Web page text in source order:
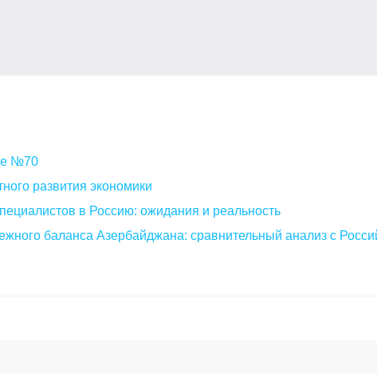
№70
развития экономики
в Россию: ожидания и реальность
баланса Азербайджана: сравнительный анализ с